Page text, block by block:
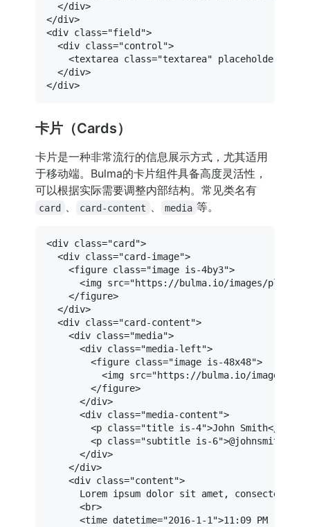
</div>
</div>
<div class="field">
<div class="control">
<textarea class="textarea" placeholder
</div>
</div>
卡片（Cards）
卡片是一种非常流行的信息展示方式，尤其适用
于移动端。Bulma的卡片组件具备高度灵活性，
可以根据实际需要调整内部结构。常见类名有
card 、 card-content 、 media 等。
<div class="card">
<div class="card-image">
<figure class="image is-4by3">
<img src="https://bulma.io/images/
</figure>
</div>
<div class="card-content">
<div class="media">
<div class="media-left">
<figure class="image is-48x48">
<img src="https://bulma.io/images/
</figure>
</div>
<div class="media-content">
<p class="title is-4">John Smith</
<p class="subtitle is-6">@johnsmith
</div>
</div>
<div class="content">
Lorem ipsum dolor sit amet, consectetur
<br>
<time datetime="2016-1-1">11:09 PM - 1